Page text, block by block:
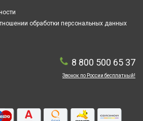
обработки персональных данных
8 800 500 65 37
Звонок по России бесплатный!